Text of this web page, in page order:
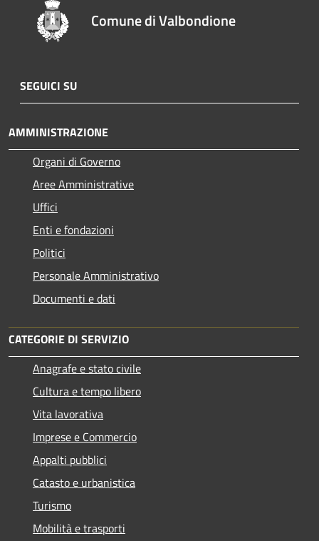
Comune di Valbondione
SEGUICI SU
AMMINISTRAZIONE
Organi di Governo
Aree Amministrative
Uffici
Enti e fondazioni
Politici
Personale Amministrativo
Documenti e dati
CATEGORIE DI SERVIZIO
Anagrafe e stato civile
Cultura e tempo libero
Vita lavorativa
Imprese e Commercio
Appalti pubblici
Catasto e urbanistica
Turismo
Mobilità e trasporti